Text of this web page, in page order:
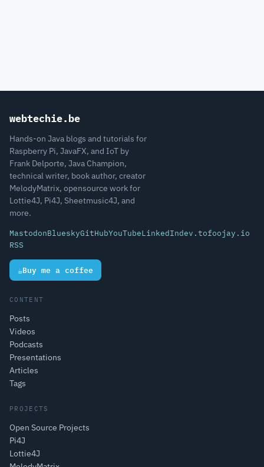
webtechie.be
Hands-on Java blogs and tutorials for
Raspberry Pi, JavaFX, and IoT by
Frank Delporte, Java Champion,
technical writer, book author, creator
MelodyMatrix, opensource work for
Lottie4J, Pi4J, Sheetmusic4J, and
more.
MastodonBlueskyGitHubYouTubeLinkedIndev.tofoojay.io
RSS
☕Buy me a coffee
CONTENT
Posts
Videos
Podcasts
Presentations
Articles
Tags
PROJECTS
Open Source Projects
Pi4J
Lottie4J